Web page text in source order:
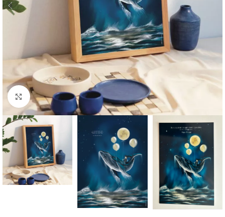
Cliquer pour agrandir